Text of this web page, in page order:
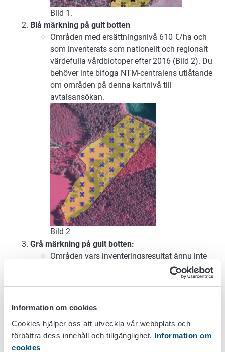
Information om cookies
Cookies hjälper oss att utveckla vår webbplats och
förbättra dess innehåll och tillgänglighet. Information om
cookies
Bild 1.
Blå märkning på gult botten
Områden med ersättningsnivå 610 €/ha och
som inventerats som nationellt och regionalt
värdefulla vårdbiotoper efter 2016 (Bild 2). Du
behöver inte bifoga NTM-centralens utlåtande
om områden på denna kartnivå till
avtalsansökan.
Bild 2
Grå märkning på gult botten:
Områden vars inventeringsresultat ännu inte
finns på kartnivå, men som kan vara nationellt
eller regionalt värdefulla områden (Bild 3). Be
kontrollera om området är regionalt och
avtalsansökan.